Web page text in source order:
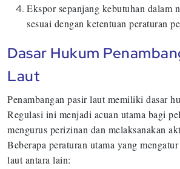
Ekspor sepanjang kebutuhan dalam
sesuai dengan ketentuan peraturan
Dasar Hukum
Laut
Penambangan pasir laut memiliki dasar
Regulasi ini menjadi acuan utama bagi
mengurus perizinan dan melaksanakan
Beberapa peraturan utama yang
laut antara lain: